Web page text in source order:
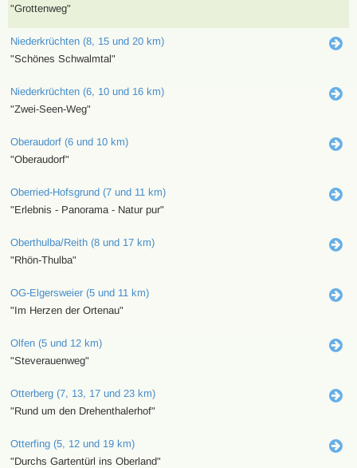
"Grottenweg"
Niederkrüchten (8, 15 und 20 km)
"Schönes Schwalmtal"
Niederkrüchten (6, 10 und 16 km)
"Zwei-Seen-Weg"
Oberaudorf (6 und 10 km)
"Oberaudorf"
Oberried-Hofsgrund (7 und 11 km)
"Erlebnis - Panorama - Natur pur"
Oberthulba/Reith (8 und 17 km)
"Rhön-Thulba"
OG-Elgersweier (5 und 11 km)
"Im Herzen der Ortenau"
Olfen (5 und 12 km)
"Steverauenweg"
Otterberg (7, 13, 17 und 23 km)
"Rund um den Drehenthalerhof"
Otterfing (5, 12 und 19 km)
"Durchs Gartentürl ins Oberland"